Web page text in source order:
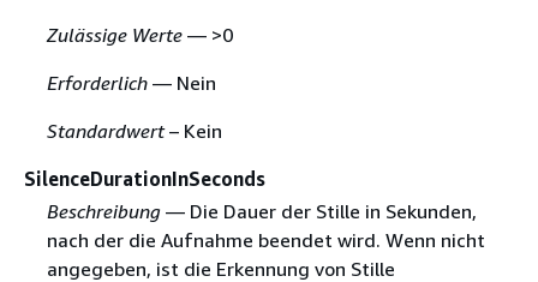
Zulässige Werte— >0
Erforderlich— Nein
Standardwert– Kein
SilenceDurationInSeconds
Beschreibung— Die Dauer der Stille in Sekunden,
nach der die Aufnahme beendet wird. Wenn nicht
angegeben, ist die Erkennung von Stille